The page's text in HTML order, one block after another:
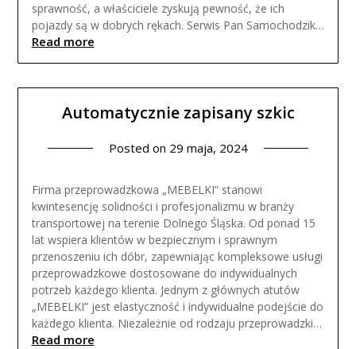
sprawność, a właściciele zyskują pewność, że ich
pojazdy są w dobrych rękach. Serwis Pan Samochodzik…
Read more
Automatycznie zapisany szkic
Posted on 29 maja, 2024
Firma przeprowadzkowa „MEBELKI” stanowi
kwintesencję solidności i profesjonalizmu w branży
transportowej na terenie Dolnego Śląska. Od ponad 15
lat wspiera klientów w bezpiecznym i sprawnym
przenoszeniu ich dóbr, zapewniając kompleksowe usługi
przeprowadzkowe dostosowane do indywidualnych
potrzeb każdego klienta. Jednym z głównych atutów
„MEBELKI” jest elastyczność i indywidualne podejście do
każdego klienta. Niezależnie od rodzaju przeprowadzki…
Read more